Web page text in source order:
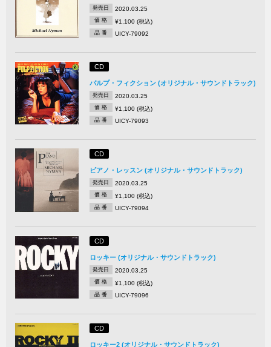
発売日 2020.03.25
価 格 ¥1,100 (税込)
品 番 UICY-79092
CD
パルプ・フィクション (オリジナル・サウンドトラック)
発売日 2020.03.25
価 格 ¥1,100 (税込)
品 番 UICY-79093
CD
ピアノ・レッスン (オリジナル・サウンドトラック)
発売日 2020.03.25
価 格 ¥1,100 (税込)
品 番 UICY-79094
CD
ロッキー (オリジナル・サウンドトラック)
発売日 2020.03.25
価 格 ¥1,100 (税込)
品 番 UICY-79096
CD
ロッキー2 (オリジナル・サウンドトラック)